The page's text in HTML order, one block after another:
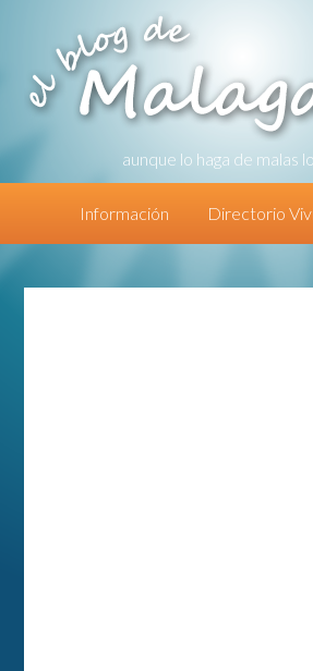
aunque lo haga de malas
Información Directorio